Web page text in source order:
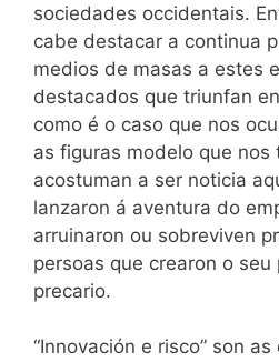
sociedades occidentais.
cabe destacar a continua
medios de masas a estes
destacados que triunfan
como é o caso que nos
as figuras modelo que nos
acostuman a ser noticia
lanzaron á aventura do
arruinaron ou sobreviven
persoas que crearon o
precario.
“Innovación e risco” son